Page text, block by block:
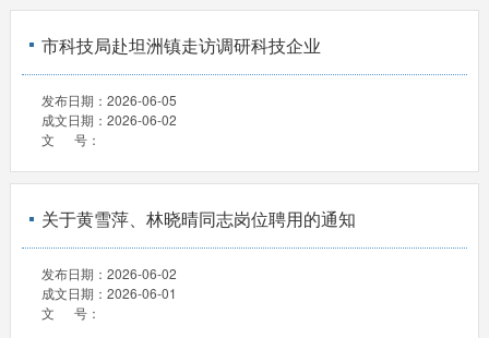
市科技局赴坦洲镇走访调研科技企业
发布日期： 2026-06-05
成文日期： 2026-06-02
文 号：
关于黄雪萍、林晓晴同志岗位聘用的通知
发布日期： 2026-06-02
成文日期： 2026-06-01
文 号：